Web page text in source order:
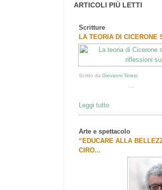
ARTICOLI PIÙ LETTI
Scritture
LA TEORIA DI CICERONE
Scritto daGiovanni Teresi
...
Leggi tutto
Arte e spettacolo
“EDUCARE ALLA
CIRO...